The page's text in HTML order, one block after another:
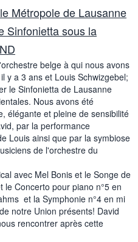
Métropole de Lausanne
Sinfonietta sous la
belge à qui nous avons
y a 3 ans et Louis Schwizgebel;
le Sinfonietta de Lausanne
Nous avons été
élégante et pleine de sensibilité
par la performance
Louis ainsi que par la symbiose
de l'orchestre du
avec Mel Bonis et le Songe de
le Concerto pour piano n°5 en
et la Symphonie n°4 en mi
notre Union présents! David
rencontrer après cette